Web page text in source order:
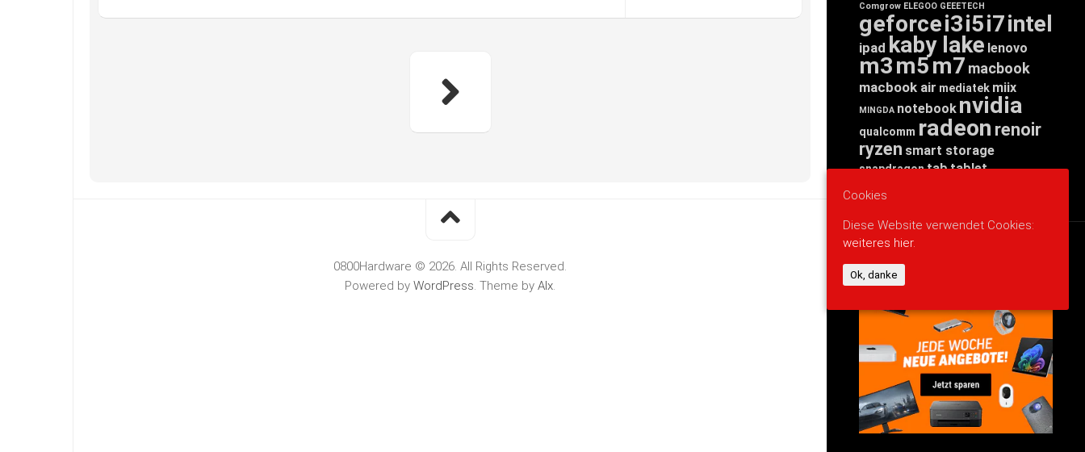
Comgrow ELEGOO GEEETECH
geforcei3i5i7intel
ipad kaby lake lenovo
m3m5m7 macbook
macbook air mediatek miix
MINGDA notebook nvidia
qualcomm radeon renoir
ryzen smart storage
snapdragontabtablet
threadripper
0800Hardware © 2026. All Rights Reserved.
Powered by WordPress. Theme by Alx.
Cookies
Diese Website verwendet Cookies:
weiteres hier.
Ok, danke